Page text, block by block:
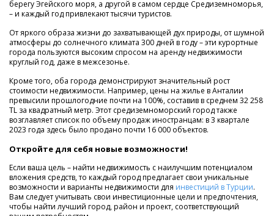
берегу Эгейского моря, а другой в самом сердце Средиземноморья,
– и каждый год привлекают тысячи туристов.
От яркого образа жизни до захватывающей дух природы, от шумной
атмосферы до солнечного климата 300 дней в году – эти курортные
города пользуются высоким спросом на аренду недвижимости
круглый год, даже в межсезонье.
Кроме того, оба города демонстрируют значительный рост
стоимости недвижимости. Например, цены на жилье в Анталии
превысили прошлогодние почти на 100%, составив в среднем 32 258
TL за квадратный метр. Этот средиземноморский город также
возглавляет список по объему продаж иностранцам: в 3 квартале
2023 года здесь было продано почти 16 000 объектов.
Откройте для себя новые возможности!
Если ваша цель – найти недвижимость с наилучшим потенциалом
вложения средств, то каждый город предлагает свои уникальные
возможности и варианты недвижимости для инвестиций в Турции.
Вам следует учитывать свои инвестиционные цели и предпочтения,
чтобы найти лучший город, район и проект, соответствующий